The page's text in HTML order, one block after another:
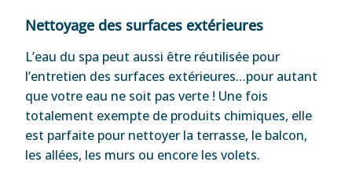
Nettoyage des surfaces extérieures
L’eau du spa peut aussi être réutilisée pour
l’entretien des surfaces extérieures…pour autant
que votre eau ne soit pas verte ! Une fois
totalement exempte de produits chimiques, elle
est parfaite pour nettoyer la terrasse, le balcon,
les allées, les murs ou encore les volets.